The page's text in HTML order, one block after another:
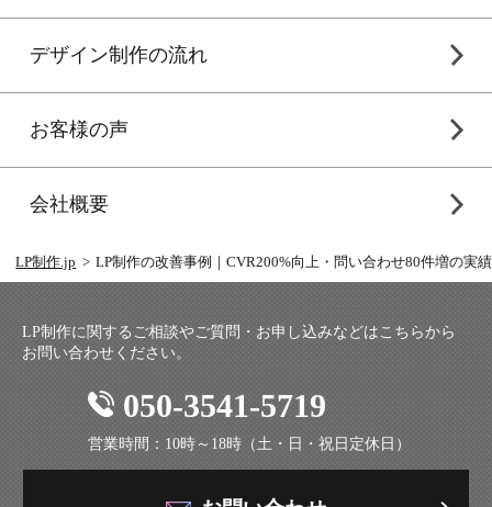
デザイン制作の流れ
お客様の声
会社概要
LP制作.jp LP制作の改善事例｜CVR200%向上・問い合わせ80件増の実績
LP制作に関するご相談やご質問・お申し込みなどはこちらから
お問い合わせください。
050-3541-5719
営業時間：10時～18時（土・日・祝日定休日）